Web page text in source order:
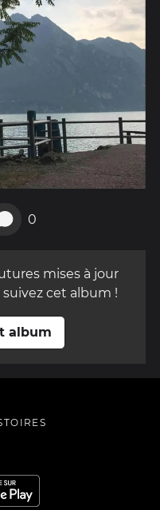
0
mises à jour
cet album !
album